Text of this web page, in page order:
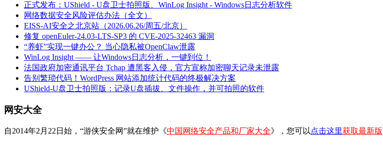
正式发布：UShield - U盘卫士拍照版、WinLog Insight - Windows日志分析软件
网络数据安全风险评估办法（全文）
EISS-AI安全之北京站（2026.06.26/周五/北京）
修复 openEuler-24.03-LTS-SP3 的 CVE-2025-32463 漏洞
“养虾”实现一键办公？ 当心隐私被OpenClaw泄露
WinLog Insight —— 让Windows日志分析，一键到位！
法国政府加密通讯平台 Tchap 遭黑客入侵，官方宣称加密聊天记录未泄露
告别繁琐代码！WordPress 网站添加统计代码的终极解决方案
UShield-U盘卫士拍照版：记录U盘插拔、文件操作，并可拍照的软件
网安大全
自2014年2月22日始，“游侠安全网”就在维护《中国网络安全产品和厂家大全》，您可以 点击这里获取最新版